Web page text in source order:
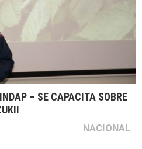
– SE CAPACITA SOBRE
NACIONAL